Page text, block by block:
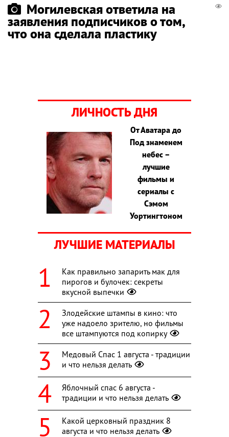
Могилевская ответила на
заявления подписчиков о том,
что она сделала пластику
ЛИЧНОСТЬ ДНЯ
От Аватара до
Под знаменем
небес –
лучшие
фильмы и
сериалы с
Сэмом
Уортингтоном
ЛУЧШИЕ МАТЕРИАЛЫ
Как правильно запарить мак для
пирогов и булочек: секреты
вкусной выпечки
Злодейские штампы в кино: что
уже надоело зрителю, но фильмы
все штампуются под копирку
Медовый Спас 1 августа - традиции
и что нельзя делать
Яблочный спас 6 августа -
традиции и что нельзя делать
Какой церковный праздник 8
августа и что нельзя делать